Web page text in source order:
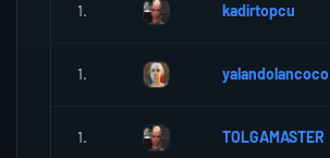
1. kadirtopcu
1. yalandolancoco
1. TOLGAMASTER